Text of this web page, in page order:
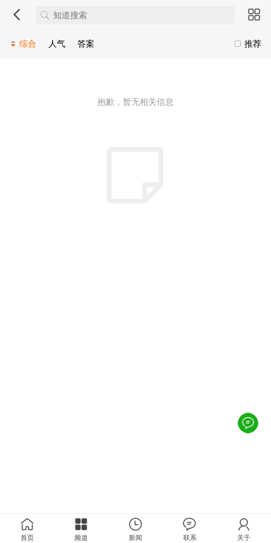
推荐
综合 人气 答案
抱歉，暂无相关信息
首页 频道 新闻 联系 关于